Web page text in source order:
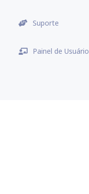
Suporte
Painel de Usuário